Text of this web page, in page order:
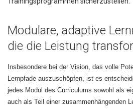
Modulare, adaptive
die die Leistung
Insbesondere bei der Vision, das volle
Lernpfade auszuschöpfen, ist es
jedes Modul des Curriculums sowohl als
auch als Teil einer zusammenhängenden